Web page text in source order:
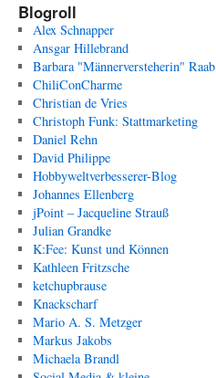
Blogroll
Alex Schnapper
Ansgar Hillebrand
Barbara "Männerversteherin" Raab
ChiliConCharme
Christian de Vries
Christoph Funk: Stattmarketing
Daniel Rehn
David Philippe
Hobbyweltverbesserer-Blog
Johannes Ellenberg
jPoint – Jacqueline Strauß
Julian Grandke
K:Fee: Kunst und Können
Kathleen Fritzsche
ketchupbrause
Knackscharf
Mario A. S. Metzger
Markus Jakobs
Michaela Brandl